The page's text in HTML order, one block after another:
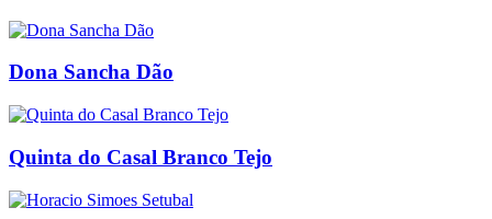
Dona Sancha Dão
Quinta do Casal Branco Tejo